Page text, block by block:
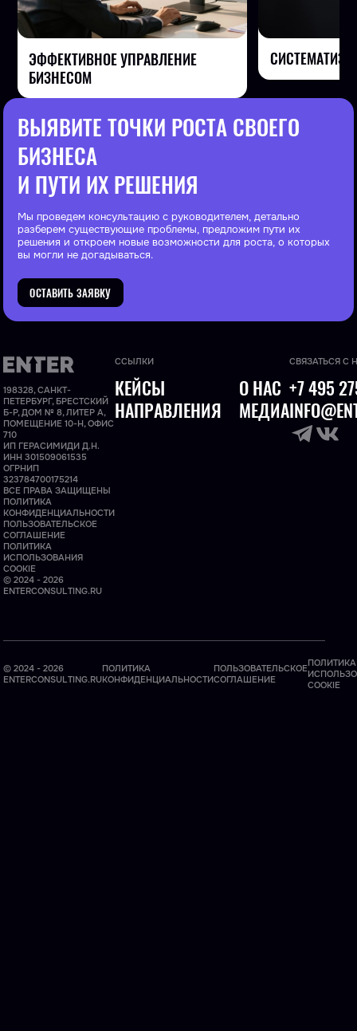
ЭФФЕКТИВНОЕ УПРАВЛЕНИЕ
БИЗНЕСОМ
ВЫЯВИТЕ ТОЧКИ РОСТА СВОЕГО
БИЗНЕСА
И ПУТИ ИХ РЕШЕНИЯ
Мы проведем консультацию с руководителем, детально
разберем существующие проблемы, предложим пути их
решения и откроем новые возможности для роста, о которых
вы могли не догадываться.
ОСТАВИТЬ ЗАЯВКУ
198328, САНКТ-
ПЕТЕРБУРГ, БРЕСТСКИЙ
Б-Р, ДОМ № 8, ЛИТЕР А,
ПОМЕЩЕНИЕ 10-Н, ОФИС
710
ИП ГЕРАСИМИДИ Д.Н.
ИНН 301509061535
ОГРНИП
323784700175214
ВСЕ ПРАВА ЗАЩИЩЕНЫ
ПОЛИТИКА
КОНФИДЕНЦИАЛЬНОСТИ
ПОЛЬЗОВАТЕЛЬСКОЕ
СОГЛАШЕНИЕ
ПОЛИТИКА
ИСПОЛЬЗОВАНИЯ
COOKIE
© 2024 - 2026
ENTERCONSULTING.RU
ССЫЛКИ
КЕЙСЫ
НАПРАВЛЕНИЯ
О НАС
МЕДИА
СВЯЗАТЬСЯ С
+7 495
© 2024 - 2026
ENTERCONSULTING.RU
ПОЛИТИКА
КОНФИДЕНЦИАЛЬНОСТИ
ПОЛЬЗОВАТЕЛЬСКОЕ
СОГЛАШЕНИЕ
ПОЛИТИКА
COOKIE